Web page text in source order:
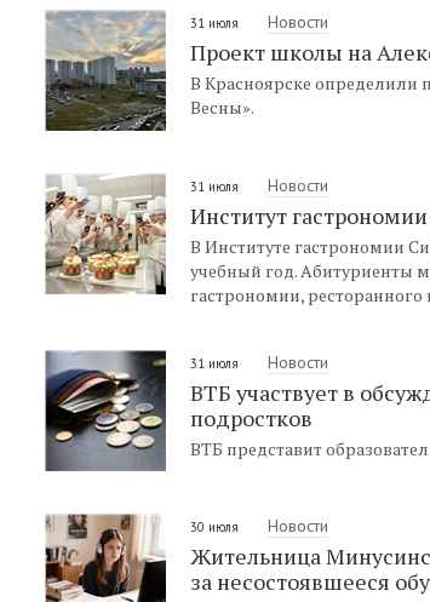
31 июля Новости
Проект школы на
В Красноярске
Весны».
31 июля Новости
Институт
В Институте гастрономии
учебный год. Абитуриенты
гастрономии,
31 июля Новости
ВТБ участвует в
подростков
ВТБ представит
30 июля Новости
Жительница
за несостоявшееся